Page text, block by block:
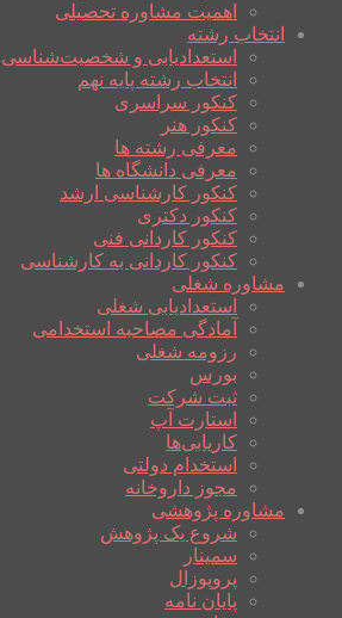
اهمیت مشاوره تحصیلی
انتخاب رشته
استعدادیابی و شخصیت‌شناسی
انتخاب رشته پایه نهم
کنکور سراسری
کنکور هنر
معرفی رشته ها
معرفی دانشگاه ها
کنکور کارشناسی ارشد
کنکور دکتری
کنکور کاردانی فنی
کنکور کاردانی به کارشناسی
مشاوره شغلی
استعدادیابی شغلی
آمادگی مصاحبه استخدامی
رزومه شغلی
بورس
ثبت شرکت
استارت آپ
کاریابی‌ها
استخدام دولتی
مجوز داروخانه
مشاوره پژوهشی
شروع یک پژوهش
سمینار
پروپوزال
پایان نامه